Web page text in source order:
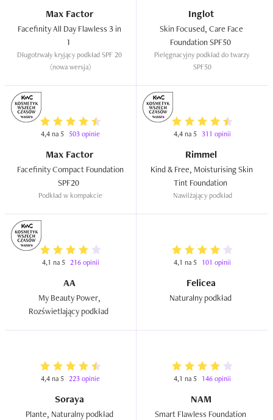
się sprawdzi. Będzie odpowiedni dla skóry suchej.
Max Factor
Facefinity All Day Flawless 3 in
Długotrwały kryjący podkład SPF 20
(nowa wersja)
Inglot
Skin Focused, Care Face
Pielęgnacyjny podkład do twarzy
SPF50
4,4 na 5 503 opinie
Max Factor
Facefinity Compact Foundation
Podkład w kompakcie
4,4 na 5 311 opinii
Rimmel
Kind & Free, Moisturising Skin
Nawilżający podkład
4,1 na 5 216 opinii
AA
My Beauty Power,
4,1 na 5 101 opinii
Felicea
4,4 na 5 223 opinie
Soraya
Plante, Naturalny podkład
4,1 na 5 146 opinii
NAM